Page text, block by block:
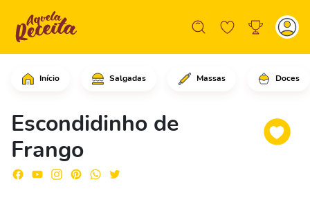
Início Salgadas Massas Doces
Escondidinho de
Frango
Refogue a cebola até ficar